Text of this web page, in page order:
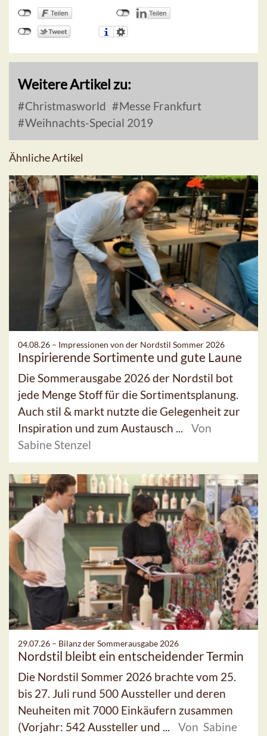
Weitere Artikel zu:
Christmasworld
Messe Frankfurt
Weihnachts-Special 2019
Ähnliche Artikel
04.08.26 – Impressionen von der Nordstil Sommer 2026
Inspirierende Sortimente und gute Laune
Die Sommerausgabe 2026 der Nordstil bot
jede Menge Stoff für die Sortimentsplanung.
Auch stil & markt nutzte die Gelegenheit zur
Inspiration und zum Austausch ...
Von
Sabine Stenzel
29.07.26 – Bilanz der Sommerausgabe 2026
Nordstil bleibt ein entscheidender Termin
Die Nordstil Sommer 2026 brachte vom 25.
bis 27. Juli rund 500 Aussteller und deren
Neuheiten mit 7000 Einkäufern zusammen
(Vorjahr: 542 Aussteller und ...
Von Sabine